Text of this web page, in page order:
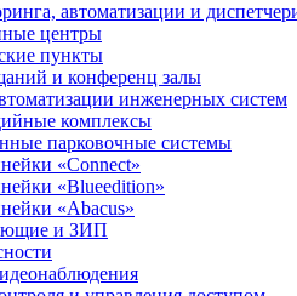
автоматизации и
центры
пункты
и конференц залы
инженерных систем
комплексы
парковочные системы
«Connect»
«Blueedition»
«Abacus»
и ЗИП